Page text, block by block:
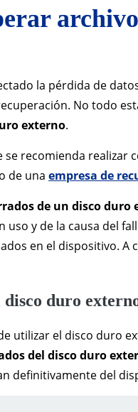
la pérdida de
No todo
externo.
se recomienda realizar
de una empresa de
de un disco duro
uso y de la causa del
en el dispositivo.
disco duro
utilizar el disco duro
del disco duro
definitivamente del